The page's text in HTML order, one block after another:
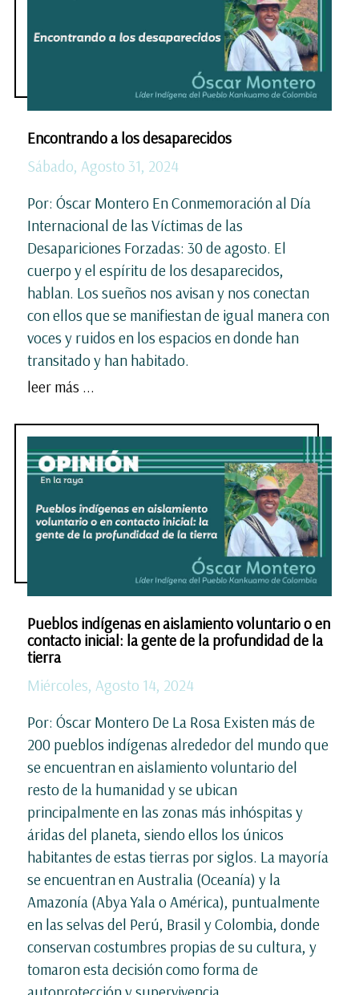
Encontrando a los desaparecidos
Sábado, Agosto 31, 2024
Por: Óscar Montero En Conmemoración al Día
Internacional de las Víctimas de las
Desapariciones Forzadas: 30 de agosto. El
cuerpo y el espíritu de los desaparecidos,
hablan. Los sueños nos avisan y nos conectan
con ellos que se manifiestan de igual manera con
voces y ruidos en los espacios en donde han
transitado y han habitado.
leer más ...
Pueblos indígenas en aislamiento voluntario o en
contacto inicial: la gente de la profundidad de la
tierra
Miércoles, Agosto 14, 2024
Por: Óscar Montero De La Rosa Existen más de
200 pueblos indígenas alrededor del mundo que
se encuentran en aislamiento voluntario del
resto de la humanidad y se ubican
principalmente en las zonas más inhóspitas y
áridas del planeta, siendo ellos los únicos
habitantes de estas tierras por siglos. La mayoría
se encuentran en Australia (Oceanía) y la
Amazonía (Abya Yala o América), puntualmente
en las selvas del Perú, Brasil y Colombia, donde
conservan costumbres propias de su cultura, y
tomaron esta decisión como forma de